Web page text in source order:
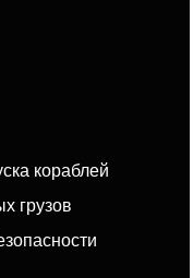
кораблей
грузов